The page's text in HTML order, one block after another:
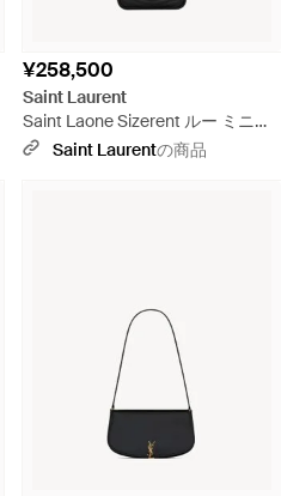
¥258,500
Saint Laurent
Saint Laone Sizerent ルー ミニバ
ッグ（キルティングレザー） - ホ
Saint Laurentの商品